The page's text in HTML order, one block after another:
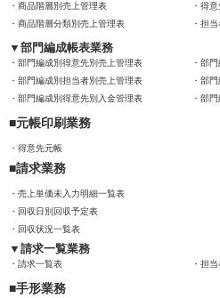
商品階層別売上管理表
得
商品階層分類別売上管理表
担
部門編成帳表業務
部門編成別得意先別売上管理表
部
部門編成別担当者別売上管理表
部
部門編成別得意先別入金管理表
部
元帳印刷業務
得意先元帳
請求業務
売上単価未入力明細一覧表
回収日別回収予定表
回収状況一覧表
請求一覧業務
請求一覧表 担
手形業務